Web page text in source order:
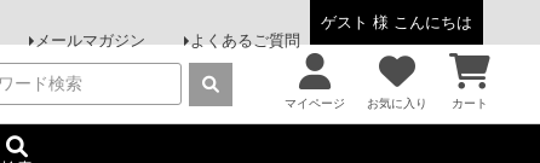
ゲスト 様 こんにちは
メールマガジン よくあるご質問
マイページ お気に入り カート